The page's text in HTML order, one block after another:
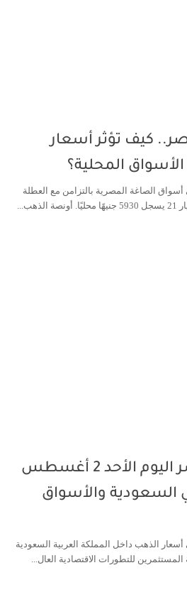
21 في مصر.. كيف تؤثر أسعار
المحلية؟
الصاغة المصرية بالتزامن مع العطلة
سعر الذهب مباشر اليوم الأحد 2 أغسطس
في السعودية والأسواق
الذهب داخل المملكة العربية السعودية
المستثمرين للتطورات الاقتصادية العال...